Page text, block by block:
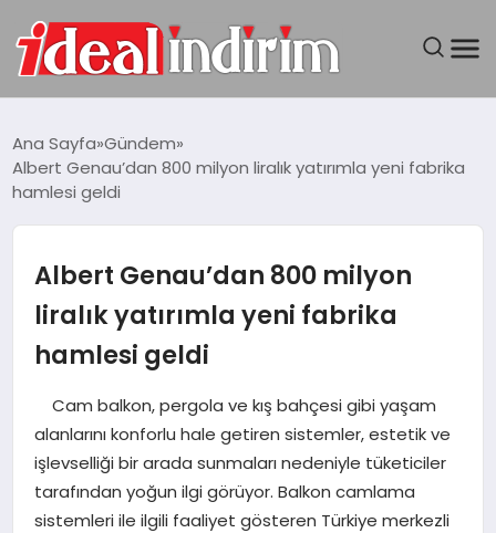
BILGISAYAR
TEKNOLOJI
YAŞAM
Ana Sayfa Gündem
Albert Genau’dan 800 milyon liralık yatırımla yeni fabrika
hamlesi geldi
Albert Genau’dan 800 milyon
liralık yatırımla yeni fabrika
hamlesi geldi
Cam balkon, pergola ve kış bahçesi gibi yaşam
alanlarını konforlu hale getiren sistemler, estetik ve
işlevselliği bir arada sunmaları nedeniyle tüketiciler
tarafından yoğun ilgi görüyor. Balkon camlama
sistemleri ile ilgili faaliyet gösteren Türkiye merkezli